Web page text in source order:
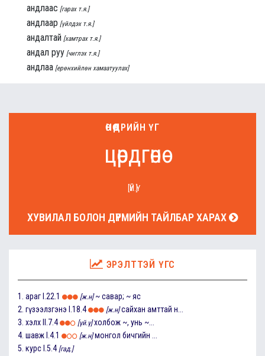
андлаас [гарах т.я.]
андлаар [үйлдэх т.я.]
андалтай [хамтрах т.я.]
андал руу [чиглэх т.я.]
андлаа [ерөнхийлөн хамаатуулах]
ӨНӨӨДРИЙН ҮГ
цөрдгөнө
[ҮЙ.Ү]
ХУВИЛАЛ БОЛОН ДҮРМИЙН ТАЙЛБАР ХАРАХ
ЭРЭЛТТЭЙ ҮГС
1. араг I.22.1 [ж.н] ~ савар; ~ яс
2. гүзээлзгэнэ I.18.4 [ж.н] сайхан амттай н...
3. хэлх II.7.4 [үй.ү] холбож ~, унь ~...
4. шавж I.4.1 [ж.н] монгол бичгийн ...
5. курс I.5.4 [гад.]